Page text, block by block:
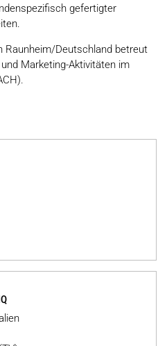
gefertigter
Raunheim/Deutschland betreut
Marketing-Aktivitäten im